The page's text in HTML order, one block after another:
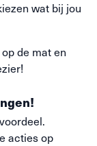
wat bij jou
de mat en
acties op